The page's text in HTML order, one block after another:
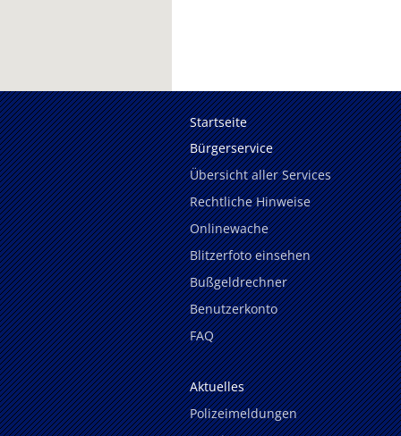
Startseite
Bürgerservice
Übersicht aller Services
Rechtliche Hinweise
Onlinewache
Blitzerfoto einsehen
Bußgeldrechner
Benutzerkonto
FAQ
Aktuelles
Polizeimeldungen